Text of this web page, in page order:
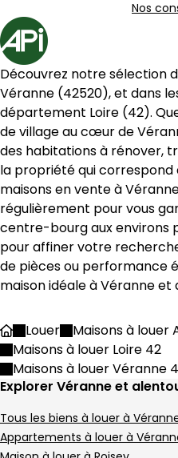
Nos
Accueil
2 Maison à louer Véranne
116 m² 5
Aller à l'image1
Aller à l'image2
Aller à l'image3
Aller à l'image4
Aller à l'image5
280 000 €
Maclas - 42520
Maison • 5 pièces • 116 m²
DPE :
D 4 chambres
Terrain 286 m²
126 m² 4
Aller à l'image1
Aller à l'image 2
Aller à l'image 3
Aller à l'image 4
Aller à l'image5
Véranne (42520), et dans
département Loire (42).
de village au cœur de
des habitations à rénover,
la propriété qui correspond
maisons en vente à
régulièrement pour vous
centre-bourg aux environs
pour affiner votre
de pièces ou performance
maison idéale à Véranne et
AccueilLouer
Maisons à louer
Maisons à louer Loire 42
Maisons à louer Véranne
Explorer Véranne et
Tous les biens à louer à
Appartements à louer à